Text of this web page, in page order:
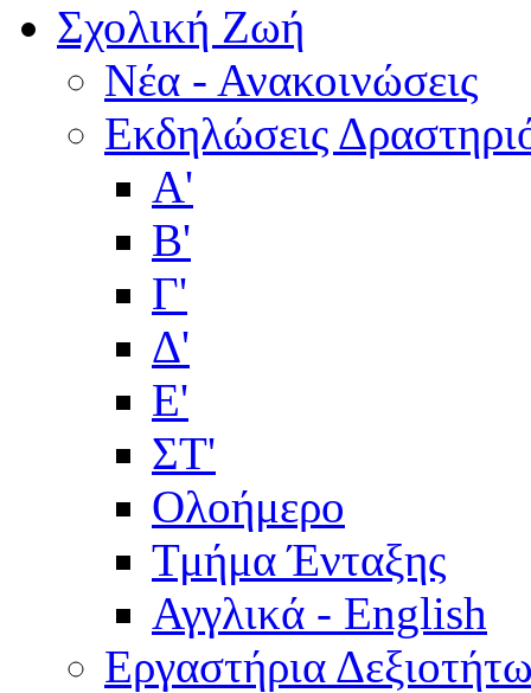
Σχολική Ζωή
Νέα - Ανακοινώσεις
Εκδηλώσεις
Α'
Β'
Γ'
Δ'
Ε'
ΣΤ'
Ολοήμερο
Τμήμα Ένταξης
Αγγλικά - English
Εργαστήρια